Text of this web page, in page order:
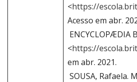
<https://
Acesso em abr.
ENCYCLOPÆDIA
<https://
em abr. 2021.
SOUSA, Rafaela.